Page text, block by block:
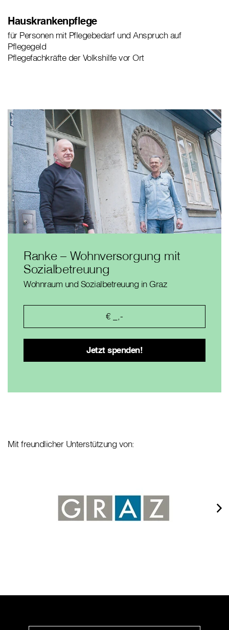
Hauskrankenpflege
für Personen mit Pflegebedarf und Anspruch auf
Pflegegeld
Pflegefachkräfte der Volkshilfe vor Ort
Ranke – Wohnversorgung mit
Sozialbetreuung
Wohnraum und Sozialbetreuung in Graz
Mit freundlicher Unterstützung von: